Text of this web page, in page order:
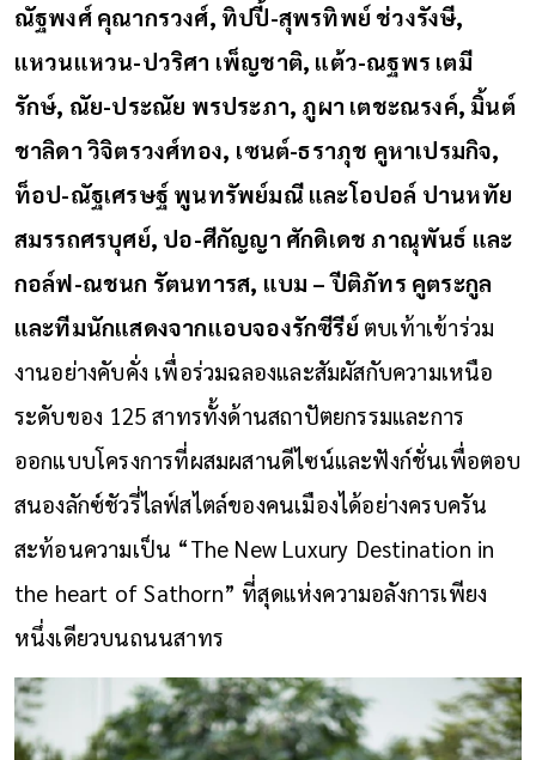
ณัฐพงศ์ คุณากรวงศ์, ทิปปี้-สุพรทิพย์ ช่วงรังษี,
แหวนแหวน-ปวริศา เพ็ญชาติ, แต้ว-ณฐพร เตมี
รักษ์, ณัย-ประณัย พรประภา, ภูผา เตชะณรงค์, มิ้นต์
ชาลิดา วิจิตรวงศ์ทอง, เซนต์-ธราภุช คูหาเปรมกิจ,
ท็อป-ณัฐเศรษฐ์ พูนทรัพย์มณี และโอปอล์ ปานหทัย
สมรรถศรบุศย์, ปอ-ศีกัญญา ศักดิเดช ภาณุพันธ์ และ
กอล์ฟ-ณชนก รัตนทารส, แบม – ปีติภัทร คูตระกูล
และทีมนักแสดงจากแอบจองรักซีรีย์ ตบเท้าเข้าร่วม
งานอย่างคับคั่ง เพื่อร่วมฉลองและสัมผัสกับความเหนือ
ระดับของ 125 สาทรทั้งด้านสถาปัตยกรรมและการ
ออกแบบโครงการที่ผสมผสานดีไซน์และฟังก์ชั่นเพื่อตอบ
สนองลักซ์ชัวรี่ไลฟ์สไตล์ของคนเมืองได้อย่างครบครัน
สะท้อนความเป็น “The New Luxury Destination in
the heart of Sathorn” ที่สุดแห่งความอลังการเพียง
หนึ่งเดียวบนถนนสาทร